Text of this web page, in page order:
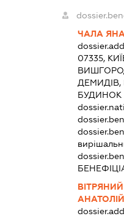
ЧАЛА
07335,
ДЕМИДІВ,
БУДИНОК
ВІТРЯНИЙ